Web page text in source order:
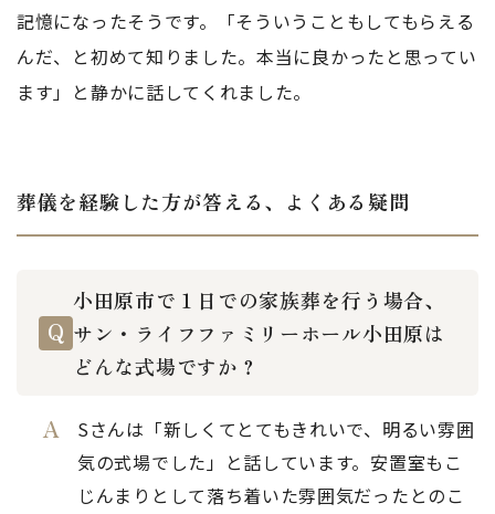
記憶になったそうです。「そういうこともしてもらえる
んだ、と初めて知りました。本当に良かったと思ってい
ます」と静かに話してくれました。
葬儀を経験した方が答える、よくある疑問
小田原市で１日での家族葬を行う場合、
サン・ライフファミリーホール小田原は
どんな式場ですか？
Sさんは「新しくてとてもきれいで、明るい雰囲
気の式場でした」と話しています。安置室もこ
じんまりとして落ち着いた雰囲気だったとのこ